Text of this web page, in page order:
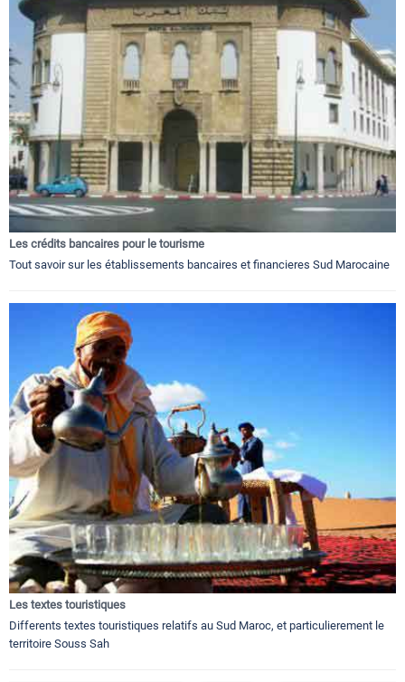
Les crédits bancaires pour le tourisme
Tout savoir sur les établissements bancaires et financieres Sud Marocaine
Les textes touristiques
Differents textes touristiques relatifs au Sud Maroc, et particulierement le
territoire Souss Sah